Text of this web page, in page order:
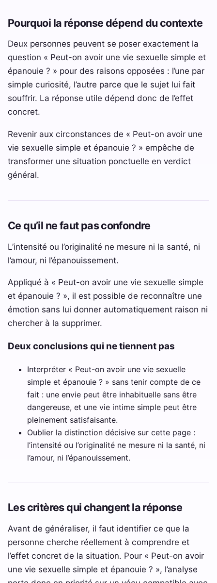
Pourquoi la réponse dépend du contexte
Deux personnes peuvent se poser exactement la
question « Peut-on avoir une vie sexuelle simple et
épanouie ? » pour des raisons opposées : l’une par
simple curiosité, l’autre parce que le sujet lui fait
souffrir. La réponse utile dépend donc de l’effet
concret.
Revenir aux circonstances de « Peut-on avoir une
vie sexuelle simple et épanouie ? » empêche de
transformer une situation ponctuelle en verdict
général.
Ce qu’il ne faut pas confondre
L’intensité ou l’originalité ne mesure ni la santé, ni
l’amour, ni l’épanouissement.
Appliqué à « Peut-on avoir une vie sexuelle simple
et épanouie ? », il est possible de reconnaître une
émotion sans lui donner automatiquement raison ni
chercher à la supprimer.
Deux conclusions qui ne tiennent pas
Interpréter « Peut-on avoir une vie sexuelle
simple et épanouie ? » sans tenir compte de ce
fait : une envie peut être inhabituelle sans être
dangereuse, et une vie intime simple peut être
pleinement satisfaisante.
Oublier la distinction décisive sur cette page :
l’intensité ou l’originalité ne mesure ni la santé, ni
l’amour, ni l’épanouissement.
Les critères qui changent la réponse
Avant de généraliser, il faut identifier ce que la
personne cherche réellement à comprendre et
l’effet concret de la situation. Pour « Peut-on avoir
une vie sexuelle simple et épanouie ? », l’analyse